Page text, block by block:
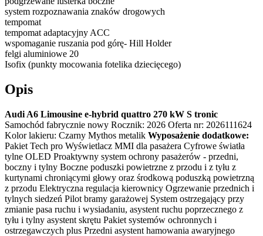
system rozpoznawania znaków drogowych
tempomat
tempomat adaptacyjny ACC
wspomaganie ruszania pod górę- Hill Holder
felgi aluminiowe 20
Isofix (punkty mocowania fotelika dziecięcego)
Opis
Audi A6 Limousine e-hybrid quattro 270 kW S tronic
Samochód fabrycznie nowy Rocznik: 2026 Oferta nr: 2026111624
Kolor lakieru: Czarny Mythos metalik Wyposażenie dodatkowe:
Pakiet Tech pro Wyświetlacz MMI dla pasażera Cyfrowe światła
tylne OLED Proaktywny system ochrony pasażerów - przedni,
boczny i tylny Boczne poduszki powietrzne z przodu i z tyłu z
kurtynami chroniącymi głowy oraz środkową poduszką powietrzną
z przodu Elektryczna regulacja kierownicy Ogrzewanie przednich i
tylnych siedzeń Pilot bramy garażowej System ostrzegający przy
zmianie pasa ruchu i wysiadaniu, asystent ruchu poprzecznego z
tyłu i tylny asystent skrętu Pakiet systemów ochronnych i
ostrzegawczych plus Przedni asystent hamowania awaryjnego